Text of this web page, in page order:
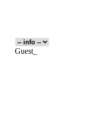
Guest_